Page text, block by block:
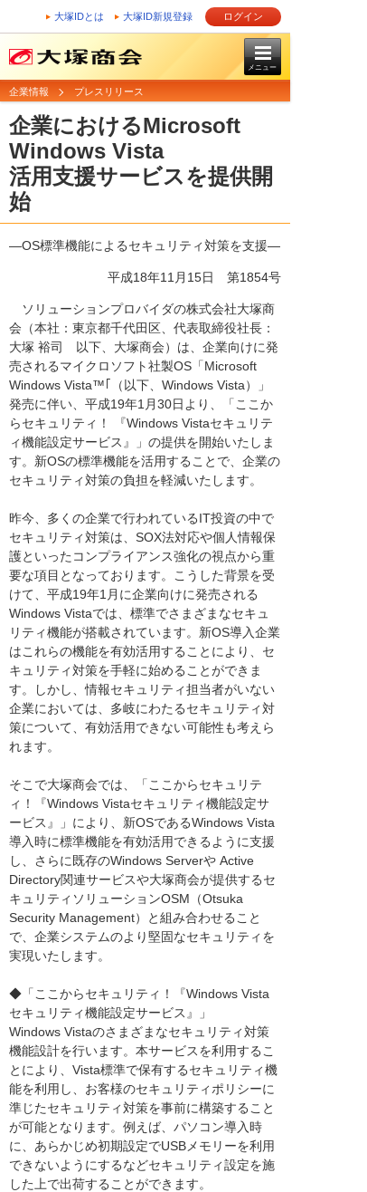
大塚IDとは 大塚ID新規登録 ログイン
メニュー
企業情報 プレスリリース
企業におけるMicrosoft
Windows Vista
活用支援サービスを提供開
始
―OS標準機能によるセキュリティ対策を支援―
平成18年11月15日 第1854号
ソリューションプロバイダの株式会社大塚商
会（本社：東京都千代田区、代表取締役社長：
大塚 裕司 以下、大塚商会）は、企業向けに発
売されるマイクロソフト社製OS「Microsoft
Windows Vista™｢（以下、Windows Vista）」
発売に伴い、平成19年1月30日より、「ここか
らセキュリティ！ 『Windows Vistaセキュリテ
ィ機能設定サービス』」の提供を開始いたしま
す。新OSの標準機能を活用することで、企業の
セキュリティ対策の負担を軽減いたします。
昨今、多くの企業で行われているIT投資の中で
セキュリティ対策は、SOX法対応や個人情報保
護といったコンプライアンス強化の視点から重
要な項目となっております。こうした背景を受
けて、平成19年1月に企業向けに発売される
Windows Vistaでは、標準でさまざまなセキュ
リティ機能が搭載されています。新OS導入企業
はこれらの機能を有効活用することにより、セ
キュリティ対策を手軽に始めることができま
す。しかし、情報セキュリティ担当者がいない
企業においては、多岐にわたるセキュリティ対
策について、有効活用できない可能性も考えら
れます。
そこで大塚商会では、「ここからセキュリテ
ィ！『Windows Vistaセキュリティ機能設定サ
ービス』」により、新OSであるWindows Vista
導入時に標準機能を有効活用できるように支援
し、さらに既存のWindows Serverや Active
Directory関連サービスや大塚商会が提供するセ
キュリティソリューションOSM（Otsuka
Security Management）と組み合わせること
で、企業システムのより堅固なセキュリティを
実現いたします。
◆「ここからセキュリティ！『Windows Vista
セキュリティ機能設定サービス』」
Windows Vistaのさまざまなセキュリティ対策
機能設計を行います。本サービスを利用するこ
とにより、Vista標準で保有するセキュリティ機
能を利用し、お客様のセキュリティポリシーに
準じたセキュリティ対策を事前に構築すること
が可能となります。例えば、パソコン導入時
に、あらかじめ初期設定でUSBメモリーを利用
できないようにするなどセキュリティ設定を施
した上で出荷することができます。